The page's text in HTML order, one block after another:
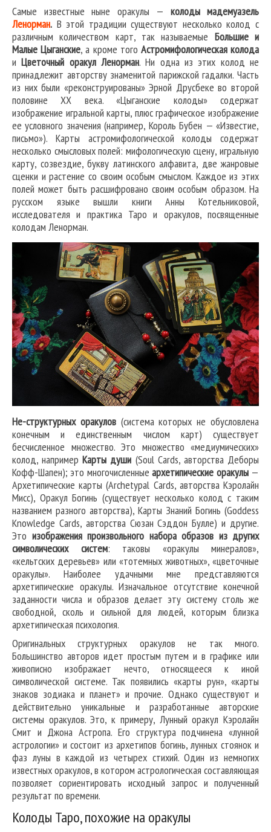
Самые известные ныне оракулы — колоды мадемуазель
Ленорман. В этой традиции существуют несколько колод с
различным количеством карт, так называемые Большие и
Малые Цыганские, а кроме того Астромифологическая колода
иЦветочный оракул Ленорман. Ни одна из этих колод не
принадлежит авторству знаменитой парижской гадалки. Часть
из них были «реконструированы» Эрной Друсбеке во второй
половине XX века. «Цыганские колоды» содержат
изображение игральной карты, плюс графическое изображение
ее условного значения (например, Король Бубен — «Известие,
письмо»). Карты астромифологической колоды содержат
несколько смысловых полей: мифологическую сцену, игральную
карту, созвездие, букву латинского алфавита, две жанровые
сценки и растение со своим особым смыслом. Каждое из этих
полей может быть расшифровано своим особым образом. На
русском языке вышли книги Анны Котельниковой,
исследователя и практика Таро и оракулов, посвященные
колодам Ленорман.
Не-структурных оракулов(система которых не обусловлена
конечным и единственным числом карт) существует
бесчисленное множество. Это множество «медиумических»
колод, напримерКарты души (Soul Cards, авторства Деборы
Кофф-Шапен); это многочисленныеархетипические оракулы—
Архетипические карты (Archetypal Cards, авторства Кэролайн
Мисс), Оракул Богинь (существует несколько колод с таким
названием разного авторства), Карты Знаний Богинь (Goddess
Knowledge Cards, авторства Сюзан Сэддон Булле) и другие.
Это изображения произвольного набора образов из других
символических систем: таковы «оракулы минералов»,
«кельтских деревьев» или «тотемных животных», «цветочные
оракулы». Наиболее удачными мне представляются
архетипические оракулы. Изначальное отсутствие конечной
заданности числа и образов делает эту систему столь же
свободной, сколь и сильной для людей, которым близка
архетипическая психология.
Оригинальных структурных оракулов не так много.
Большинство авторов идет простым путем и в графике или
живописно изображает нечто, относящееся к иной
символической системе. Так появились «карты рун», «карты
знаков зодиака и планет» и прочие. Однако существуют и
действительно уникальные и разработанные авторские
системы оракулов. Это, к примеру, Лунный оракул Кэролайн
Смит и Джона Астропа. Его структура подчинена «лунной
астрологии» и состоит из архетипов богинь, лунных стоянок и
фаз луны в каждой из четырех стихий. Один из немногих
известных оракулов, в котором астрологическая составляющая
позволяет сориентировать исходный запрос и полученный
результат по времени.
Колоды Таро, похожие на оракулы